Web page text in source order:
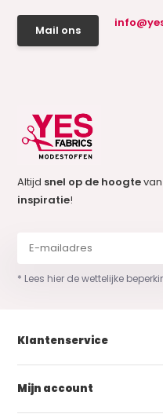
Mail ons
Altijd snel op de hoogte
inspiratie!
* Lees hier de wettelijke
Klantenservice
Mijn account